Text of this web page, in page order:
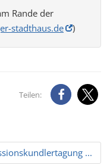
Rande der
stadthaus.de )
Teilen:
...